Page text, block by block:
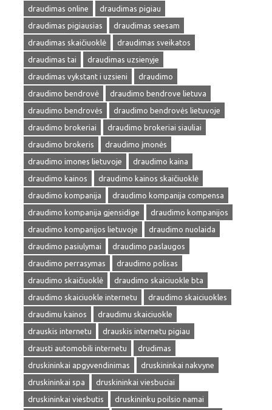
draudimas online
draudimas pigiau
draudimas pigiausias
draudimas seesam
draudimas skaičiuoklė
draudimas sveikatos
draudimas tai
draudimas uzsienyje
draudimas vykstant i uzsieni
draudimo
draudimo bendrovė
draudimo bendrove lietuva
draudimo bendrovės
draudimo bendrovės lietuvoje
draudimo brokeriai
draudimo brokeriai siauliai
draudimo brokeris
draudimo įmonės
draudimo imones lietuvoje
draudimo kaina
draudimo kainos
draudimo kainos skaičiuoklė
draudimo kompanija
draudimo kompanija compensa
draudimo kompanija gjensidige
draudimo kompanijos
draudimo kompanijos lietuvoje
draudimo nuolaida
draudimo pasiulymai
draudimo paslaugos
draudimo perrasymas
draudimo polisas
draudimo skaičiuoklė
draudimo skaiciuokle bta
draudimo skaiciuokle internetu
draudimo skaiciuokles
draudimu kainos
draudimu skaiciuokle
drauskis internetu
drauskis internetu pigiau
drausti automobili internetu
drudimas
druskininkai apgyvendinimas
druskininkai nakvyne
druskininkai spa
druskininkai viesbuciai
druskininkai viesbutis
druskininku poilsio namai